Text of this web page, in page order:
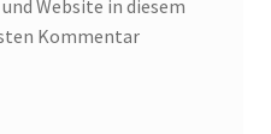
Website in diesem
Kommentar